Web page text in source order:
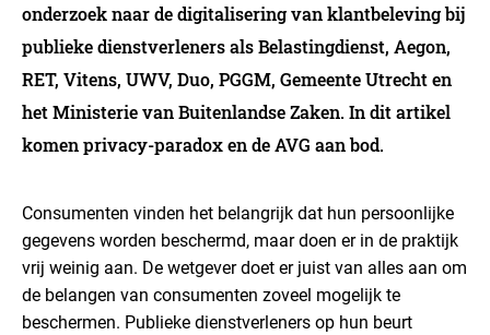
onderzoek naar de digitalisering van klantbeleving bij
publieke dienstverleners als Belastingdienst, Aegon,
RET, Vitens, UWV, Duo, PGGM, Gemeente Utrecht en
het Ministerie van Buitenlandse Zaken. In dit artikel
komen privacy-paradox en de AVG aan bod.
Consumenten vinden het belangrijk dat hun persoonlijke
gegevens worden beschermd, maar doen er in de praktijk
vrij weinig aan. De wetgever doet er juist van alles aan om
de belangen van consumenten zoveel mogelijk te
beschermen. Publieke dienstverleners op hun beurt